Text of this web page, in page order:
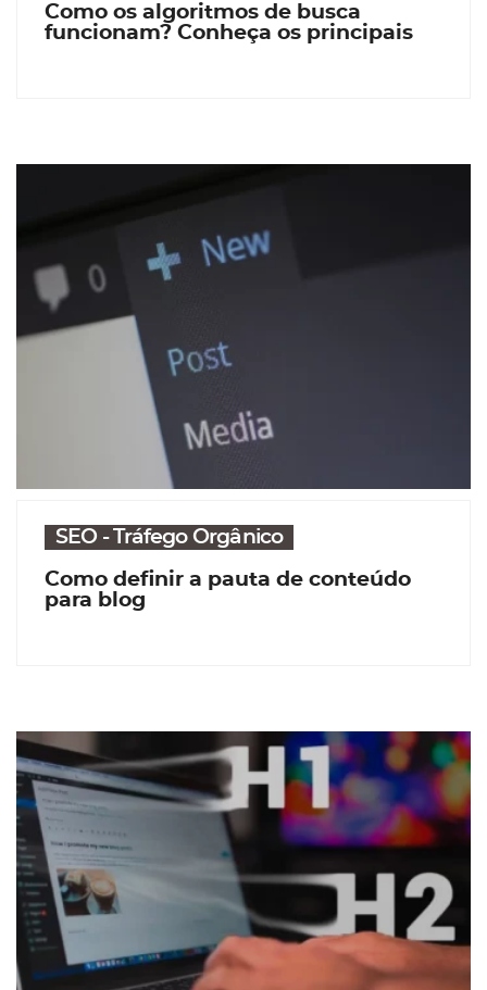
Como os algoritmos de busca
funcionam? Conheça os principais
SEO - Tráfego Orgânico
Como definir a pauta de conteúdo
para blog